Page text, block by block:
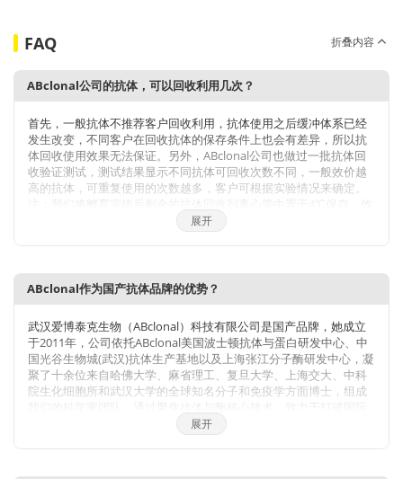
FAQ 折叠内容
ABclonal公司的抗体，可以回收利用几次？
首先，一般抗体不推荐客户回收利用，抗体使用之后缓冲体系已经
发生改变，不同客户在回收抗体的保存条件上也会有差异，所以抗
体回收使用效果无法保证。另外，ABclonal公司也做过一批抗体回
收验证测试，测试结果显示不同抗体可回收次数不同，一般效价越
高的抗体，可重复使用的次数越多，客户可根据实验情况来确定。
价高的抗体可至少保存1周，至少重复利用3次。
展开
ABclonal作为国产抗体品牌的优势？
武汉爱博泰克生物（ABclonal）科技有限公司是国产品牌，她成立
于2011年，公司依托ABclonal美国波士顿抗体与蛋白研发中心、中
国光谷生物城(武汉)抗体生产基地以及上海张江分子酶研发中心，凝
聚了十余位来自哈佛大学、麻省理工、复旦大学、上海交大、中科
院生化细胞所和武汉大学的全球知名分子和免疫学方面博士，组成
技术的垄断，将公司打造成为科研工具和诊断原料的国内领导品
牌，乃至弯道超越国际巨头。 我们拥有包括兔多克隆抗体、小鼠单
展开